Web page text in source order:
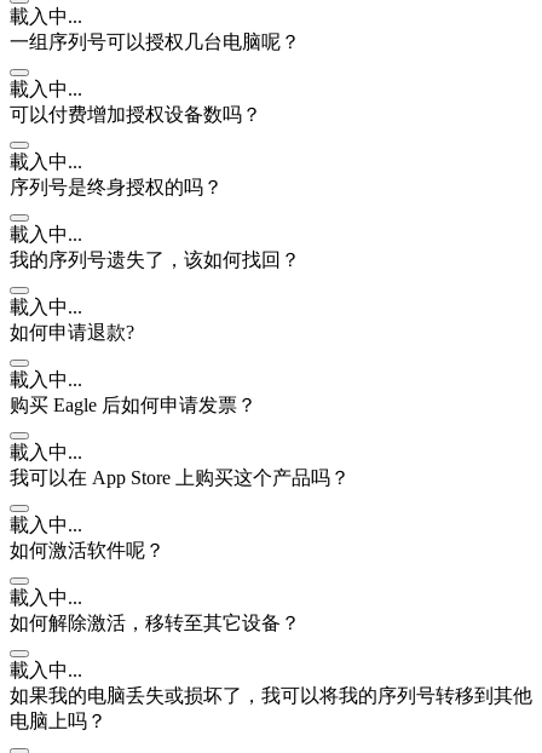
載入中...
一组序列号可以授权几台电脑呢？
載入中...
可以付费增加授权设备数吗？
載入中...
序列号是终身授权的吗？
載入中...
我的序列号遗失了，该如何找回？
載入中...
如何申请退款?
載入中...
购买 Eagle 后如何申请发票？
載入中...
我可以在 App Store 上购买这个产品吗？
載入中...
如何激活软件呢？
載入中...
如何解除激活，移转至其它设备？
載入中...
如果我的电脑丢失或损坏了，我可以将我的序列号转移到其他
电脑上吗？